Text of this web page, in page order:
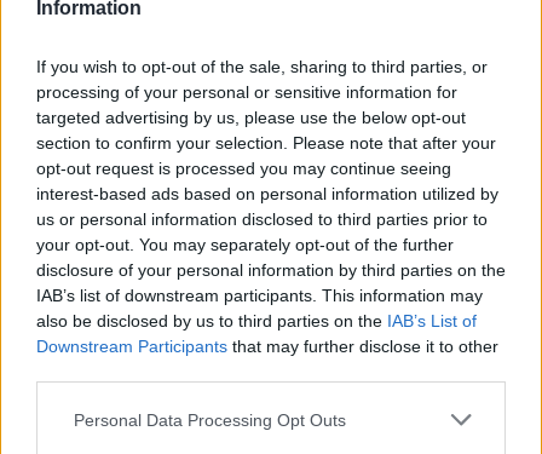
Information
If you wish to opt-out of the sale, sharing to third parties, or
processing of your personal or sensitive information for
targeted advertising by us, please use the below opt-out
section to confirm your selection. Please note that after your
opt-out request is processed you may continue seeing
interest-based ads based on personal information utilized by
us or personal information disclosed to third parties prior to
your opt-out. You may separately opt-out of the further
disclosure of your personal information by third parties on the
IAB’s list of downstream participants. This information may
also be disclosed by us to third parties on the IAB’s List of
Downstream Participants that may further disclose it to other
Personal Data Processing Opt Outs
för tradition och smakrik experimentlusta – ofta i
små volymer och med stort fokus på råvarans
karaktär…
Örebro Brygghus , Örebro
ÖL. Örebro Brygghus är ett hantverksbryggeri
etablerat på Aspholmen i Örebro, där dörrarna
öppnades i juni 2016. Sedan starten har bryggeriet
utvecklats till en tydlig aktör inom svenskt craft
beer–hantverk, med en filosofi som bygger på
kvalitet, nyfikenhet och en genuin passion för smak.
Här finns inga genvägar; varje öl tas fram med
omsorg, precision och ett starkt fokus på balans och